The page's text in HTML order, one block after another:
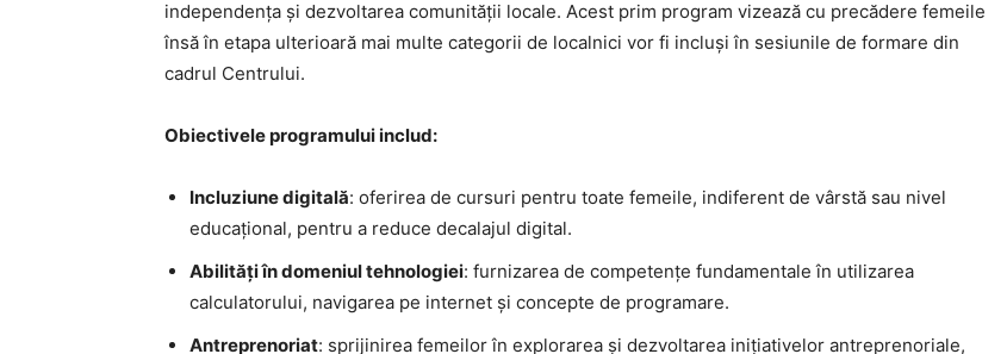
independența și dezvoltarea comunității locale. Acest prim program vizează cu precădere femeile
însă în etapa ulterioară mai multe categorii de localnici vor fi incluși în sesiunile de formare din
cadrul Centrului.
Obiectivele programului includ:
Incluziune digitală: oferirea de cursuri pentru toate femeile, indiferent de vârstă sau nivel
educațional, pentru a reduce decalajul digital.
Abilități în domeniul tehnologiei: furnizarea de competențe fundamentale în utilizarea
calculatorului, navigarea pe internet și concepte de programare.
Antreprenoriat: sprijinirea femeilor în explorarea și dezvoltarea inițiativelor antreprenoriale,